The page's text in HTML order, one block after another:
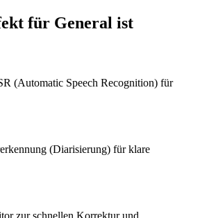
für General ist
(Automatic Speech Recognition) für
(Diarisierung) für klare
zur schnellen Korrektur und